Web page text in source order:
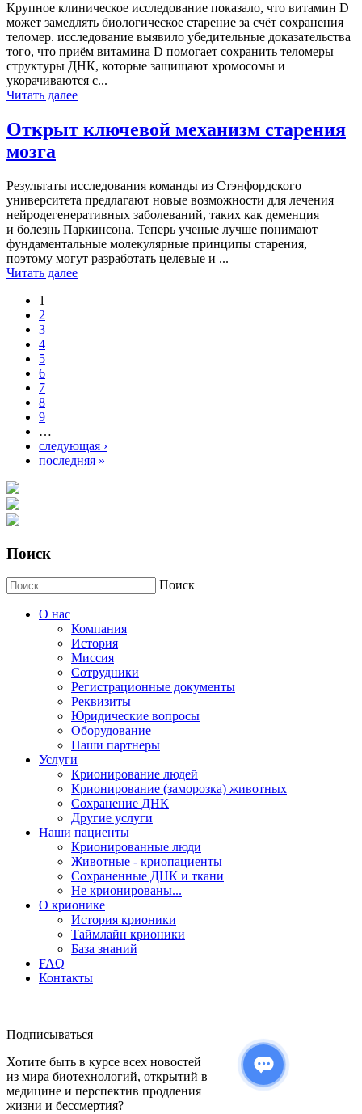
Крупное клиническое исследование показало, что витамин D
может замедлять биологическое старение за счёт сохранения
теломер. исследование выявило убедительные доказательства
того, что приём витамина D помогает сохранить теломеры —
структуры ДНК, которые защищают хромосомы и
укорачиваются с...
Читать далее
Открыт ключевой механизм старения
мозга
Результаты исследования команды из Стэнфордского
университета предлагают новые возможности для лечения
нейродегенеративных заболеваний, таких как деменция
и болезнь Паркинсона. Теперь ученые лучше понимают
фундаментальные молекулярные принципы старения,
поэтому могут разработать целевые и ...
Читать далее
Страницы
1
2
3
4
5
6
7
8
9
…
следующая ›
последняя »
Поиск
Поиск
О нас
Компания
История
Миссия
Сотрудники
Регистрационные документы
Реквизиты
Юридические вопросы
Оборудование
Наши партнеры
Услуги
Крионирование людей
Крионирование (заморозка) животных
Сохранение ДНК
Другие услуги
Наши пациенты
Крионированные люди
Животные - криопациенты
Сохраненные ДНК и ткани
Не крионированы...
О крионике
История крионики
Таймлайн крионики
База знаний
FAQ
Контакты
Подписываться
Хотите быть в курсе всех новостей
из мира биотехнологий, открытий в
медицине и перспектив продления
жизни и бессмертия?